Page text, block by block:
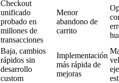
Checkout
unificado
probado en
millones de
transacciones
Menor
abandono de
carrito
Baja, cambios
rápidos sin
desarrollo
custom
Implementación
más rápida de
mejoras